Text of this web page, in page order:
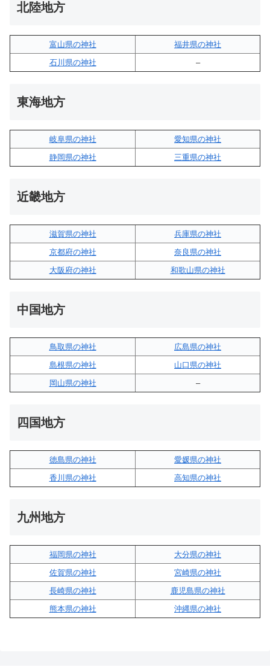
北陸地方
富山県の神社
福井県の神社
石川県の神社
–
東海地方
岐阜県の神社
愛知県の神社
静岡県の神社
三重県の神社
近畿地方
滋賀県の神社
兵庫県の神社
京都府の神社
奈良県の神社
大阪府の神社
和歌山県の神社
中国地方
鳥取県の神社
広島県の神社
島根県の神社
山口県の神社
岡山県の神社
–
四国地方
徳島県の神社
愛媛県の神社
香川県の神社
高知県の神社
九州地方
福岡県の神社
大分県の神社
佐賀県の神社
宮崎県の神社
長崎県の神社
鹿児島県の神社
熊本県の神社
沖縄県の神社